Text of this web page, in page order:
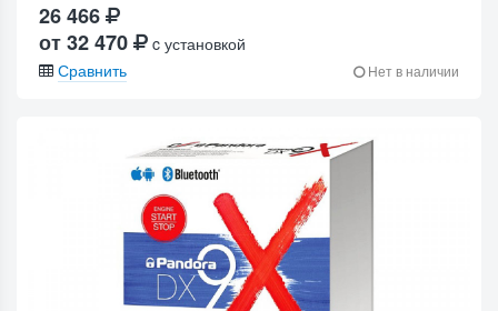
26 466
от 32 470
c установкой
Сравнить
Нет в наличии